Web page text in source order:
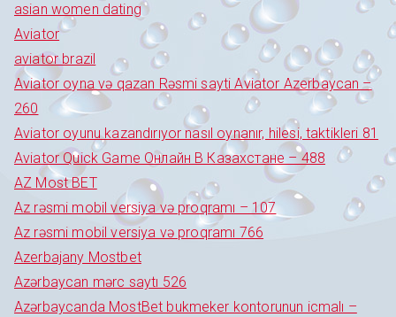
asian women dating
Aviator
aviator brazil
Aviator oyna və qazan Rəsmi sayti Aviator Azerbaycan –
260
Aviator oyunu kazandırıyor nasıl oynanır, hilesi, taktikleri 81
Aviator Quick Game Онлайн В Казахстане – 488
AZ Most BET
Az rəsmi mobil versiya və proqramı – 107
Az rəsmi mobil versiya və proqramı 766
Azerbajany Mostbet
Azərbaycan mərc saytı 526
Azərbaycanda MostBet bukmeker kontorunun icmalı –